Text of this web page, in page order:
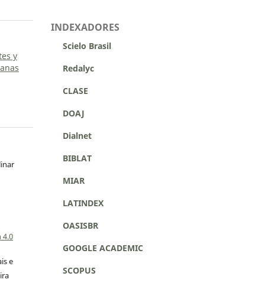
y
4.0
e
INDEXADORES
Scielo Brasil
Redalyc
CLASE
DOAJ
Dialnet
BIBLAT
MIAR
LATINDEX
OASISBR
GOOGLE ACADEMIC
SCOPUS